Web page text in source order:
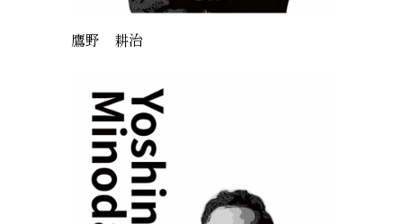
鷹野 耕治